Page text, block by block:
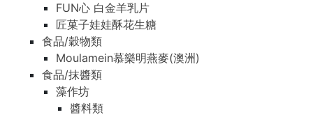
FUN心 白金羊乳片
匠菓子娃娃酥花生糖
食品/穀物類
Moulamein慕樂明燕麥(澳洲)
食品/抹醬類
藻作坊
醬料類